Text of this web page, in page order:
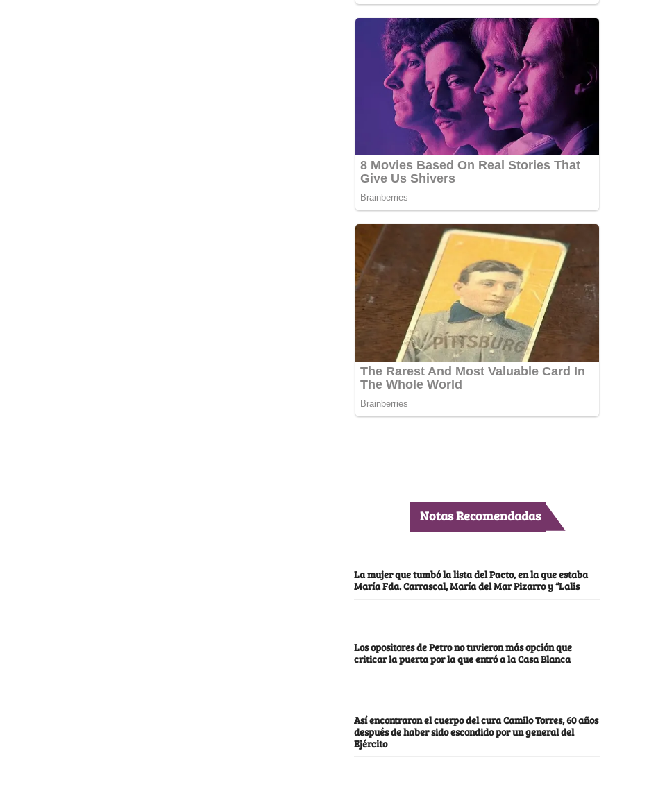
Notas Recomendadas
La mujer que tumbó la lista del Pacto, en la que estaba
María Fda. Carrascal, María del Mar Pizarro y “Lalis
Los opositores de Petro no tuvieron más opción que
criticar la puerta por la que entró a la Casa Blanca
Así encontraron el cuerpo del cura Camilo Torres, 60 años
después de haber sido escondido por un general del
Ejército